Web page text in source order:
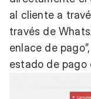
al cliente a
través de
enlace de
estado de pago